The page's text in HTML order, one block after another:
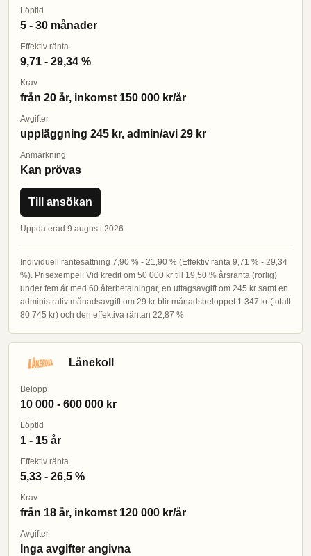
Löptid
5 - 30 månader
Effektiv ränta
9,71 - 29,34 %
Krav
från 20 år, inkomst 150 000 kr/år
Avgifter
uppläggning 245 kr, admin/avi 29 kr
Anmärkning
Kan prövas
Till ansökan
Uppdaterad 9 augusti 2026
Individuell räntesättning 7,90 % - 21,90 % (Effektiv ränta 9,71 % - 29,34
%). Prisexempel: Vid kredit om 50 000 kr till 19,50 % årsränta (rörlig)
under fem år med 60 återbetalningar, en uttagsavgift om 245 kr samt en
administrativ månadsavgift om 29 kr blir månadsbeloppet 1 347 kr (totalt
80 745 kr) och den effektiva räntan 22,87 %
Lånekoll
Belopp
10 000 - 600 000 kr
Löptid
1 - 15 år
Effektiv ränta
5,33 - 26,5 %
Krav
från 18 år, inkomst 120 000 kr/år
Avgifter
Inga avgifter angivna